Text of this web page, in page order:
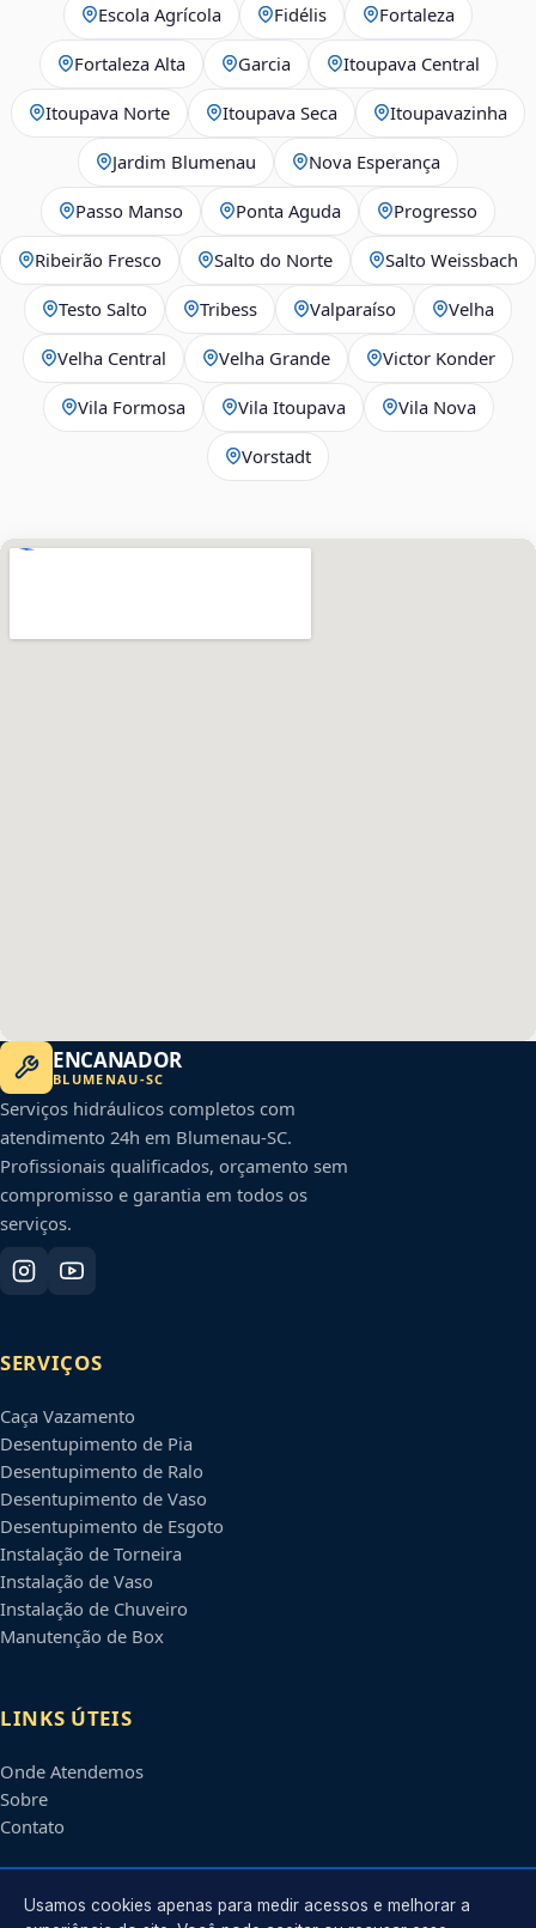
Escola Agrícola Fidélis Fortaleza
Fortaleza Alta Garcia Itoupava Central
Itoupava Norte Itoupava Seca Itoupavazinha
Jardim Blumenau Nova Esperança
Passo Manso Ponta Aguda Progresso
Ribeirão Fresco Salto do Norte Salto Weissbach
Testo Salto Tribess Valparaíso Velha
Velha Central Velha Grande Victor Konder
Vila Formosa Vila Itoupava Vila Nova
Vorstadt
ENCANADOR
BLUMENAU-SC
Serviços hidráulicos completos com
atendimento 24h em Blumenau-SC.
Profissionais qualificados, orçamento sem
compromisso e garantia em todos os
serviços.
SERVIÇOS
Caça Vazamento
Desentupimento de Pia
Desentupimento de Ralo
Desentupimento de Vaso
Desentupimento de Esgoto
Instalação de Torneira
Instalação de Vaso
Instalação de Chuveiro
Manutenção de Box
LINKS ÚTEIS
Onde Atendemos
Sobre
Contato
CONTATO
Usamos cookies apenas para medir acessos e melhorar a